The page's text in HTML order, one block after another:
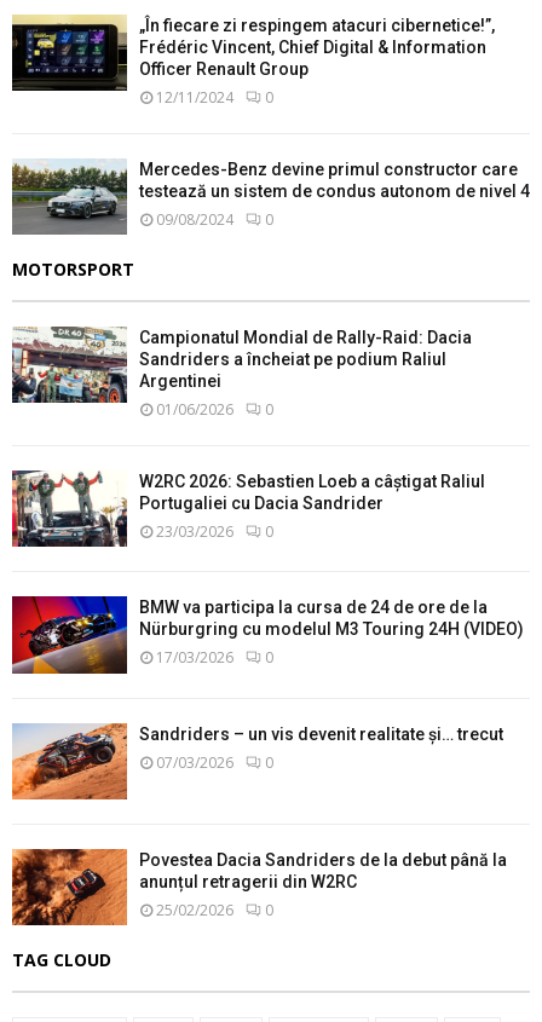
„În fiecare zi respingem atacuri cibernetice!”,
Frédéric Vincent, Chief Digital & Information
Officer Renault Group
12/11/2024 0
Mercedes-Benz devine primul constructor care
testează un sistem de condus autonom de nivel 4
09/08/2024 0
MOTORSPORT
Campionatul Mondial de Rally-Raid: Dacia
Sandriders a încheiat pe podium Raliul
Argentinei
01/06/2026 0
W2RC 2026: Sebastien Loeb a câștigat Raliul
Portugaliei cu Dacia Sandrider
23/03/2026 0
BMW va participa la cursa de 24 de ore de la
Nürburgring cu modelul M3 Touring 24H (VIDEO)
17/03/2026 0
Sandriders – un vis devenit realitate și… trecut
07/03/2026 0
Povestea Dacia Sandriders de la debut până la
anunțul retragerii din W2RC
25/02/2026 0
TAG CLOUD